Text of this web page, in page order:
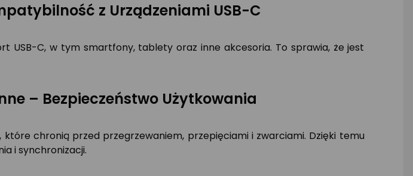
z Urządzeniami USB-C
USB-C, w tym smartfony, tablety oraz inne akcesoria. To sprawia, że jest
– Bezpieczeństwo Użytkowania
chronią przed przegrzewaniem, przepięciami i zwarciami. Dzięki temu
i synchronizacji.